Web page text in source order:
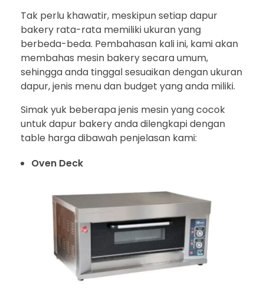
Tak perlu khawatir, meskipun setiap dapur
bakery rata-rata memiliki ukuran yang
berbeda-beda. Pembahasan kali ini, kami akan
membahas mesin bakery secara umum,
sehingga anda tinggal sesuaikan dengan ukuran
dapur, jenis menu dan budget yang anda miliki.
Simak yuk beberapa jenis mesin yang cocok
untuk dapur bakery anda dilengkapi dengan
table harga dibawah penjelasan kami:
Oven Deck